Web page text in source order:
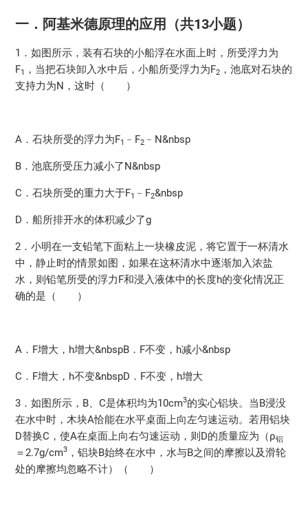
一．阿基米德原理的应用（共13小题）
1．如图所示，装有石块的小船浮在水面上时，所受浮力为
F1 ，当把石块卸入水中后，小船所受浮力为F2，池底对石块的
支持力为N，这时（ ）
A．石块所受的浮力为F1 ﹣F2﹣N&nbsp
B．池底所受压力减小了N&nbsp
C．石块所受的重力大于F1 ﹣F2&nbsp
D．船所排开水的体积减少了g
2．小明在一支铅笔下面粘上一块橡皮泥，将它置于一杯清水
中，静止时的情景如图，如果在这杯清水中逐渐加入浓盐
水，则铅笔所受的浮力F和浸入液体中的长度h的变化情况正
确的是（ ）
A．F增大，h增大&nbspB．F不变，h减小&nbsp
C．F增大，h不变&nbspD．F不变，h增大
3．如图所示，B、C是体积均为10cm3的实心铝块。当B浸没
在水中时，木块A恰能在水平桌面上向左匀速运动。若用铝块
D替换C，使A在桌面上向右匀速运动，则D的质量应为（ρ铝
＝2.7g/cm3，铝块B始终在水中，水与B之间的摩擦以及滑轮
处的摩擦均忽略不计）（ ）